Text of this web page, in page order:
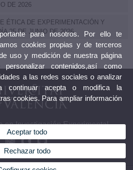
DE 2026
ÉTICA DE EXPERIMENTACIÓN Y
25 DE JUNIO DE 2026
en Investigación Experimental
para nosotros. Por ello te
cookies propias y de terceros
uso y medición de nuestra página
contenidos,así como
a las redes sociales o analizar
continuar acepta o modifica la
cookies. Para ampliar información
Aceptar todo
Rechazar todo